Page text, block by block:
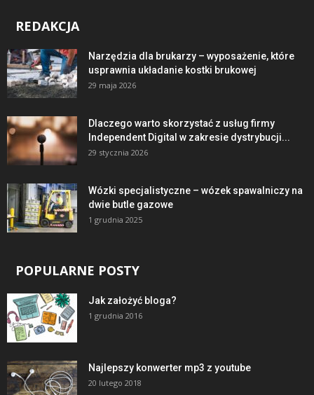
REDAKCJA
Narzędzia dla brukarzy – wyposażenie, które
usprawnia układanie kostki brukowej
29 maja 2026
Dlaczego warto skorzystać z usług firmy
Independent Digital w zakresie dystrybucji...
29 stycznia 2026
Wózki specjalistyczne – wózek spawalniczy na
dwie butle gazowe
1 grudnia 2025
POPULARNE POSTY
Jak założyć bloga?
1 grudnia 2016
Najlepszy konwerter mp3 z youtube
20 lutego 2018